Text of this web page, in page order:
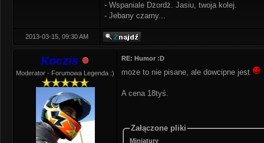
- Wspaniale Dżordż. Jasiu, twoja kolej.
- Jebany czarny...
2013-03-15, 09:30 AM
Koczis
Moderator - Forumowa Legenda :)
RE: Humor :D
może to nie pisane, ale dowcipne jest
A cena 18tyś.
Załączone pliki
Miniatury